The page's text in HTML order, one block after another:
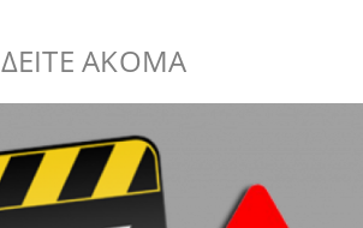
ΔΕΙΤΕ ΑΚΟΜΑ